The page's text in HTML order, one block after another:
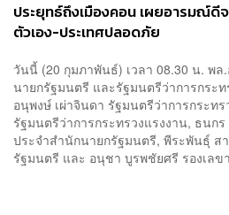
ประยุทธ์ถึงเมืองคอน เผยอารมณ์ดีจ
ตัวเอง-ประเทศปลอดภัย
วันนี้ (20 กุมภาพันธ์) เวลา 08.30 น. พ
นายกรัฐมนตรี และรัฐมนตรีว่าการกระ
อนุพงษ์ เผ่าจินดา รัฐมนตรีว่าการกระท
รัฐมนตรีว่าการกระทรวงแรงงาน, ธนก
ประจำสำนักนายกรัฐมนตรี, พีระพันธุ์ ส
รัฐมนตรี และ อนุชา บูรพชัยศรี รองเลข